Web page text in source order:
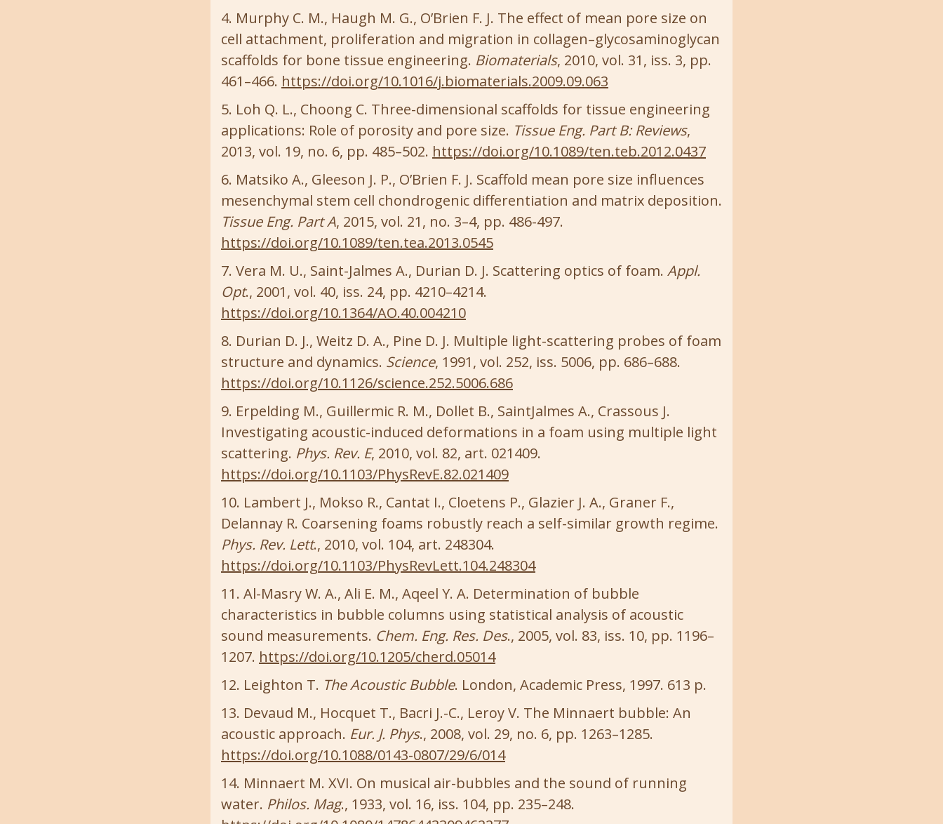
Murphy C. M., Haugh M. G., O’Brien F. J. The effect of mean pore size on
cell attachment, proliferation and migration in collagen–glycosaminoglycan
scaffolds for bone tissue engineering. Biomaterials, 2010, vol. 31, iss. 3, pp.
461–466. https://doi.org/10.1016/j.biomaterials.2009.09.063
Loh Q. L., Choong C. Three-dimensional scaffolds for tissue engineering
applications: Role of porosity and pore size. Tissue Eng. Part B: Reviews,
2013, vol. 19, no. 6, pp. 485–502. https://doi.org/10.1089/ten.teb.2012.0437
Matsiko A., Gleeson J. P., O’Brien F. J. Scaffold mean pore size influences
mesenchymal stem cell chondrogenic differentiation and matrix deposition.
Tissue Eng. Part A, 2015, vol. 21, no. 3–4, pp. 486-497.
https://doi.org/10.1089/ten.tea.2013.0545
Vera M. U., Saint-Jalmes A., Durian D. J. Scattering optics of foam. Appl.
Opt., 2001, vol. 40, iss. 24, pp. 4210–4214.
https://doi.org/10.1364/AO.40.004210
Durian D. J., Weitz D. A., Pine D. J. Multiple light-scattering probes of foam
structure and dynamics. Science, 1991, vol. 252, iss. 5006, pp. 686–688.
https://doi.org/10.1126/science.252.5006.686
Erpelding M., Guillermic R. M., Dollet B., SaintJalmes A., Crassous J.
Investigating acoustic-induced deformations in a foam using multiple light
scattering. Phys. Rev. E, 2010, vol. 82, art. 021409.
https://doi.org/10.1103/PhysRevE.82.021409
Lambert J., Mokso R., Cantat I., Cloetens P., Glazier J. A., Graner F.,
Delannay R. Coarsening foams robustly reach a self-similar growth regime.
Phys. Rev. Lett., 2010, vol. 104, art. 248304.
https://doi.org/10.1103/PhysRevLett.104.248304
Al-Masry W. A., Ali E. M., Aqeel Y. A. Determination of bubble
characteristics in bubble columns using statistical analysis of acoustic
sound measurements. Chem. Eng. Res. Des., 2005, vol. 83, iss. 10, pp. 1196–
1207. https://doi.org/10.1205/cherd.05014
Leighton T. The Acoustic Bubble. London, Academic Press, 1997. 613 p.
Devaud M., Hocquet T., Bacri J.-C., Leroy V. The Minnaert bubble: An
acoustic approach. Eur. J. Phys., 2008, vol. 29, no. 6, pp. 1263–1285.
https://doi.org/10.1088/0143-0807/29/6/014
Minnaert M. XVI. On musical air-bubbles and the sound of running
water. Philos. Mag., 1933, vol. 16, iss. 104, pp. 235–248.